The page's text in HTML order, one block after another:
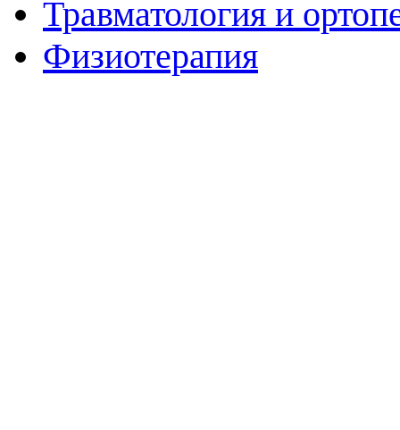
Травматология и
Физиотерапия